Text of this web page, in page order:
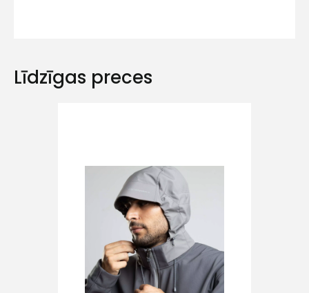
Līdzīgas preces
Piekrītu SIA Hards
lietošanas noteikumiem
Piekrītu saņemt
pastā